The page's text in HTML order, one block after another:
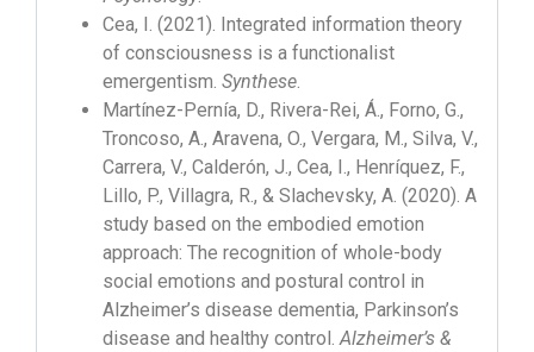
Cea, I. (2021). Integrated information theory
of consciousness is a functionalist
emergentism. Synthese.
Martínez-Pernía, D., Rivera-Rei, Á., Forno, G.,
Troncoso, A., Aravena, O., Vergara, M., Silva, V.,
Carrera, V., Calderón, J., Cea, I., Henríquez, F.,
Lillo, P., Villagra, R., & Slachevsky, A. (2020). A
study based on the embodied emotion
approach: The recognition of whole-body
social emotions and postural control in
Alzheimer’s disease dementia, Parkinson’s
disease and healthy control.Alzheimer’s &